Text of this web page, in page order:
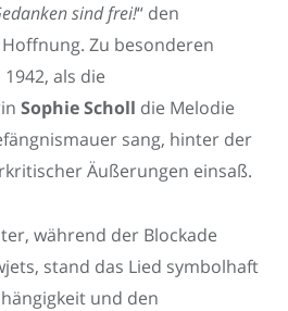
sind frei!“ den
Zu besonderen
1942, als die
Sophie Scholl die Melodie
sang, hinter der
Äußerungen einsaß.
während der Blockade
stand das Lied symbolhaft
und den